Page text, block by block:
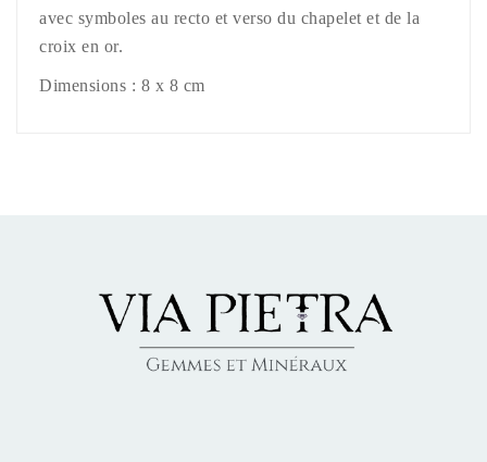
avec symboles au recto et verso du chapelet et de la
croix en or.
Dimensions : 8 x 8 cm